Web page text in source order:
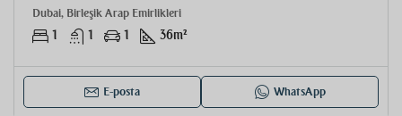
Dubai, Birleşik Arap Emirlikleri
1 1 1 36m²
E-posta WhatsApp